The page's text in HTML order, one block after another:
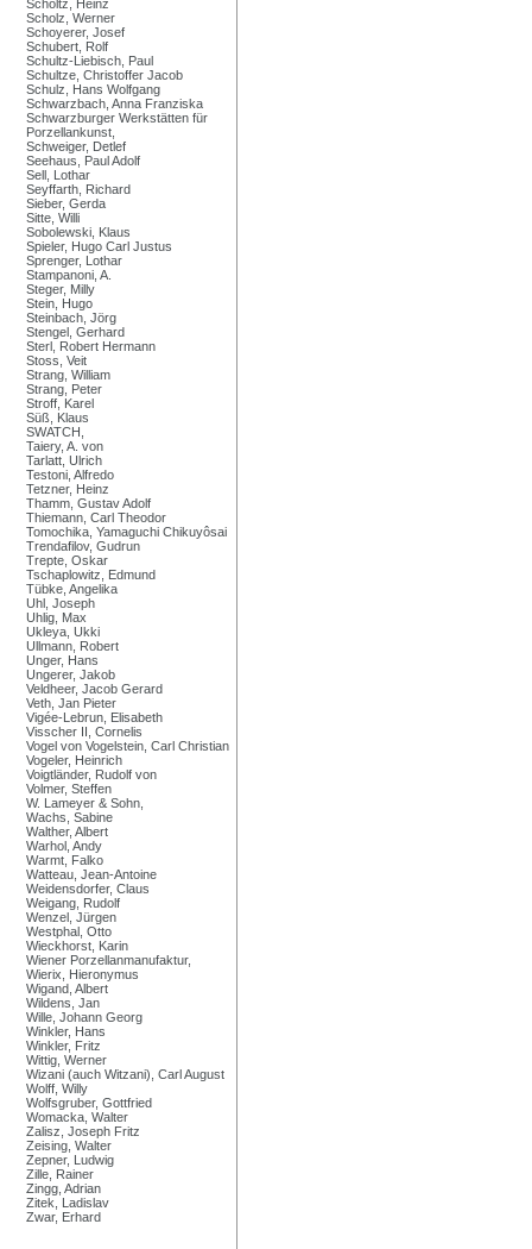
Scholtz, Heinz
Scholz, Werner
Schoyerer, Josef
Schubert, Rolf
Schultz-Liebisch, Paul
Schultze, Christoffer Jacob
Schulz, Hans Wolfgang
Schwarzbach, Anna Franziska
Schwarzburger Werkstätten für
Porzellankunst,
Schweiger, Detlef
Seehaus, Paul Adolf
Sell, Lothar
Seyffarth, Richard
Sieber, Gerda
Sitte, Willi
Sobolewski, Klaus
Spieler, Hugo Carl Justus
Sprenger, Lothar
Stampanoni, A.
Steger, Milly
Stein, Hugo
Steinbach, Jörg
Stengel, Gerhard
Sterl, Robert Hermann
Stoss, Veit
Strang, William
Strang, Peter
Stroff, Karel
Süß, Klaus
SWATCH,
Taiery, A. von
Tarlatt, Ulrich
Testoni, Alfredo
Tetzner, Heinz
Thamm, Gustav Adolf
Thiemann, Carl Theodor
Tomochika, Yamaguchi Chikuyôsai
Trendafilov, Gudrun
Trepte, Oskar
Tschaplowitz, Edmund
Tübke, Angelika
Uhl, Joseph
Uhlig, Max
Ukleya, Ukki
Ullmann, Robert
Unger, Hans
Ungerer, Jakob
Veldheer, Jacob Gerard
Veth, Jan Pieter
Vigée-Lebrun, Elisabeth
Visscher II, Cornelis
Vogel von Vogelstein, Carl Christian
Vogeler, Heinrich
Voigtländer, Rudolf von
Volmer, Steffen
W. Lameyer & Sohn,
Wachs, Sabine
Walther, Albert
Warhol, Andy
Warmt, Falko
Watteau, Jean-Antoine
Weidensdorfer, Claus
Weigang, Rudolf
Wenzel, Jürgen
Westphal, Otto
Wieckhorst, Karin
Wiener Porzellanmanufaktur,
Wierix, Hieronymus
Wigand, Albert
Wildens, Jan
Wille, Johann Georg
Winkler, Hans
Winkler, Fritz
Wittig, Werner
Wizani (auch Witzani), Carl August
Wolff, Willy
Wolfsgruber, Gottfried
Womacka, Walter
Zalisz, Joseph Fritz
Zeising, Walter
Zepner, Ludwig
Zille, Rainer
Zingg, Adrian
Zitek, Ladislav
Zwar, Erhard